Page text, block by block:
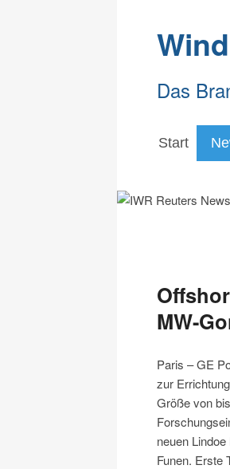
Das
Start
MW-
Paris – GE
zur
Größe von
neuen
Funen. Erste